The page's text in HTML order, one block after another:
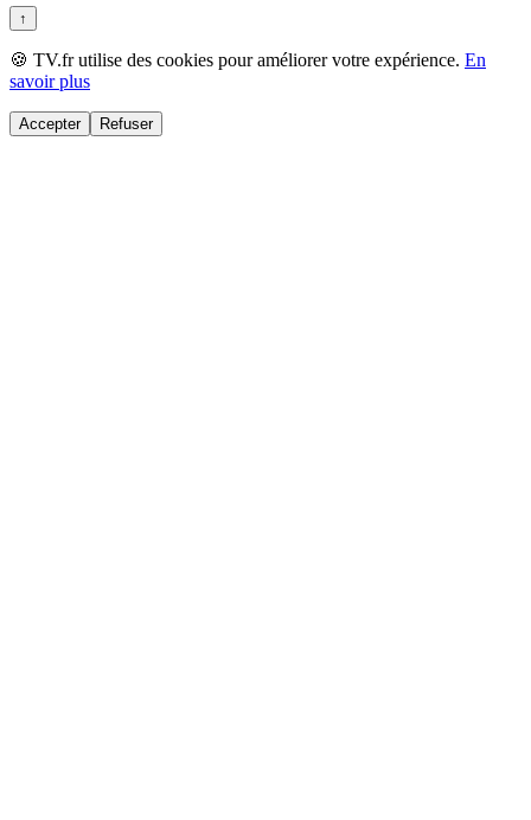
↑
🍪 TV.fr utilise des cookies pour améliorer votre expérience. En
savoir plus
Accepter Refuser